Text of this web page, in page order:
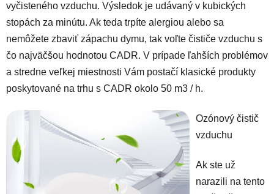
vyčisteného vzduchu. Výsledok je udávaný v kubických
stopách za minútu. Ak teda trpíte alergiou alebo sa
nemôžete zbaviť zápachu dymu, tak voľte čističe vzduchu s
čo najväčšou hodnotou CADR. V prípade ľahších problémov
a stredne veľkej miestnosti Vám postačí klasické produkty
poskytované na trhu s CADR okolo 50 m3 / h.
Ozónový čistič
vzduchu
Ak ste už
narazili na tento